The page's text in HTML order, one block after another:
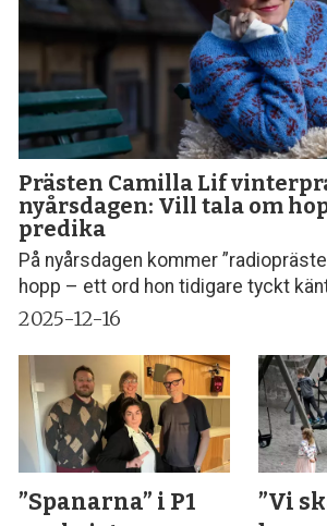
Prästen Camilla Lif
nyårsdagen: Vill tala om
predika
På nyårsdagen kommer
hopp – ett ord hon tidigare tyckt
2025-12-16
”Spanarna” i P1
”Vi